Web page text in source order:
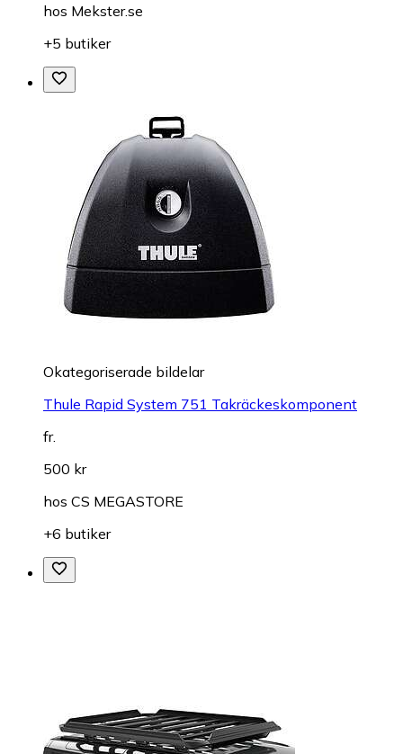
hos Mekster.se
+5 butiker
Okategoriserade bildelar
Thule Rapid System 751 Takräckeskomponent
fr.
500 kr
hos CS MEGASTORE
+6 butiker